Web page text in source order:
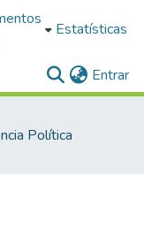
Estatísticas
Entrar
Política